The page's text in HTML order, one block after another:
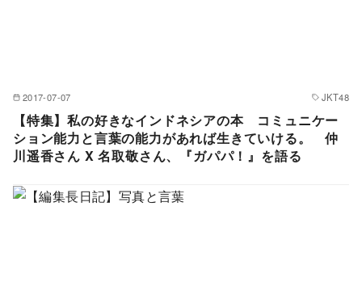
2017-07-07 JKT48
【特集】私の好きなインドネシアの本 コミュニケー
ション能力と言葉の能力があれば生きていける。 仲
川遥香さん X 名取敬さん、『ガパパ！』を語る